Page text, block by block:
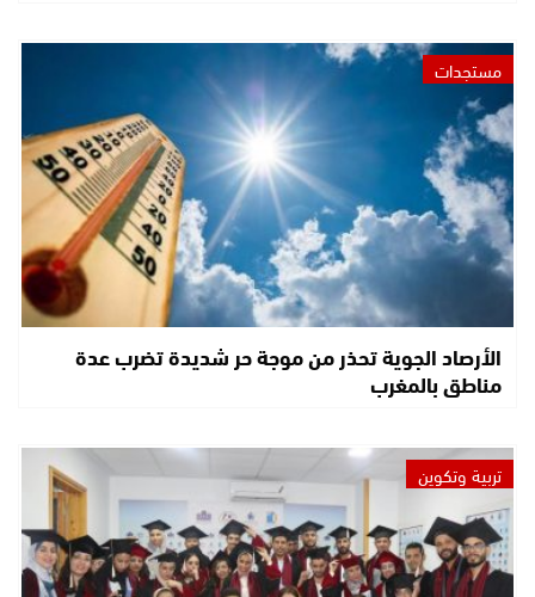
مستجدات
الأرصاد الجوية تحذر من موجة حر شديدة تضرب عدة
مناطق بالمغرب
تربية وتكوين